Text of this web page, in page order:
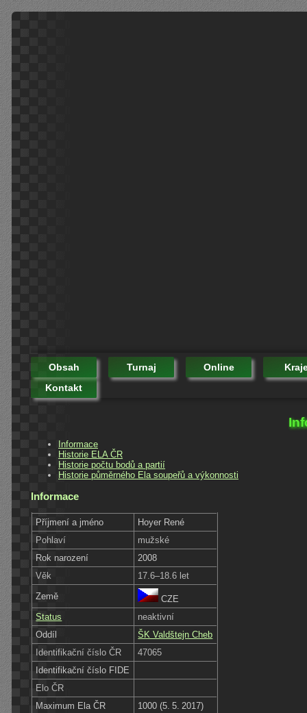
Obsah Turnaj Online
Kontakt
Informace
Historie ELA ČR
Historie počtu bodů a partií
Historie půměrného Ela soupeřů a výkonnosti
Informace
Příjmení a jméno
Hoyer René
Pohlaví
mužské
Rok narození
2008
Věk
17.6–18.6 let
Země
CZE
Status
neaktivní
Oddíl
ŠK Valdštejn Cheb
Identifikační číslo ČR
47065
Identifikační číslo FIDE
Elo ČR
Maximum Ela ČR
1000 (5. 5. 2017)